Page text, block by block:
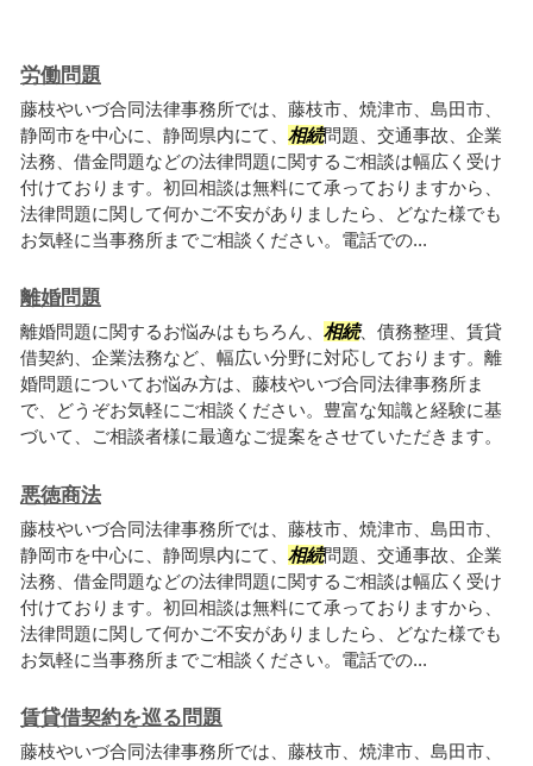
労働問題
藤枝やいづ合同法律事務所では、藤枝市、焼津市、島田市、
静岡市を中心に、静岡県内にて、 相続問題、交通事故、企業
法務、借金問題などの法律問題に関するご相談は幅広く受け
付けております。初回相談は無料にて承っておりますから、
法律問題に関して何かご不安がありましたら、どなた様でも
お気軽に当事務所までご相談ください。電話での...
離婚問題
離婚問題に関するお悩みはもちろん、 相続、債務整理、賃貸
借契約、企業法務など、幅広い分野に対応しております。離
婚問題についてお悩み方は、藤枝やいづ合同法律事務所ま
で、どうぞお気軽にご相談ください。豊富な知識と経験に基
づいて、ご相談者様に最適なご提案をさせていただきます。
悪徳商法
藤枝やいづ合同法律事務所では、藤枝市、焼津市、島田市、
静岡市を中心に、静岡県内にて、 相続問題、交通事故、企業
法務、借金問題などの法律問題に関するご相談は幅広く受け
付けております。初回相談は無料にて承っておりますから、
法律問題に関して何かご不安がありましたら、どなた様でも
お気軽に当事務所までご相談ください。電話での...
賃貸借契約を巡る問題
藤枝やいづ合同法律事務所では、藤枝市、焼津市、島田市、